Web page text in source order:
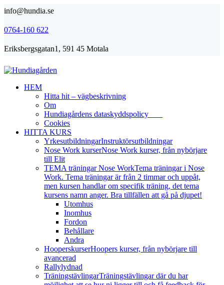
info@hundia.se
0764-160 622
Eriksbergsgatan1, 591 45 Motala
HEM
Hitta hit – vägbeskrivning
Om
Hundiagårdens dataskyddspolicy
Cookies
HITTA KURS
YrkesutbildningarInstruktörsutbildningar
Nose Work kurserNose Work kurser, från nybörjare
till Elit
TEMA träningar Nose WorkTema träningar i Nose
Work. Tema träningar är från 2 timmar och uppåt,
men kursen handlar om specifik träning, det tema
kursens namn anger. Bra tillfällen att gå på djupet!
Utomhus
Inomhus
Fordon
Behållare
Andra
HooperskurserHoopers kurser, från nybörjare till
avancerad
Rallylydnad
TräningstävlingarTräningstävlingar där du har